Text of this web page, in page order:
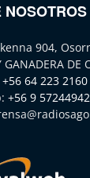
NOSOTROS
904,
GANADERA DE
+56 64 223 2160
+56 9 57244942